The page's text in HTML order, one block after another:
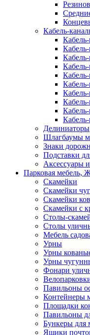
Кабель-
Делиниаторы
Шлагбаумы
Знаки
Подставки
Аксессуары
Парковая мебель,
Скамейки
Скамейки
Скамейки
Скамейки с
Столы-
Столы
Мебель
Урны
Урны
Урны
Фонари
Павильоны
Контейнеры
Площадки
Павильоны
Бункеры для
Ящики